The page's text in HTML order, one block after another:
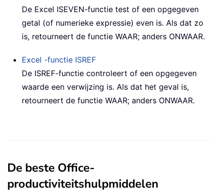
De Excel ISEVEN-functie test of een opgegeven
getal (of numerieke expressie) even is. Als dat zo
is, retourneert de functie WAAR; anders ONWAAR.
Excel -functie ISREF
De ISREF-functie controleert of een opgegeven
waarde een verwijzing is. Als dat het geval is,
retourneert de functie WAAR; anders ONWAAR.
De beste Office-
productiviteitshulpmiddelen